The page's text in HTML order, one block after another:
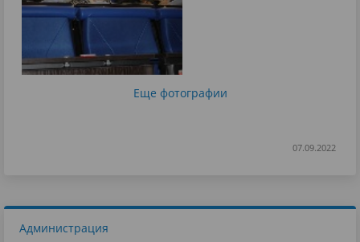
Еще фотографии
07.09.2022
Администрация